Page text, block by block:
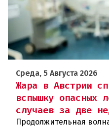
Среда, 5 Августа 2026
Жара в Австрии
вспышку опасных
случаев за две
Продолжительная